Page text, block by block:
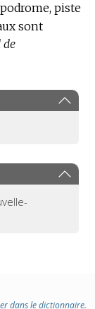
piste
sont
de
dans le dictionnaire.